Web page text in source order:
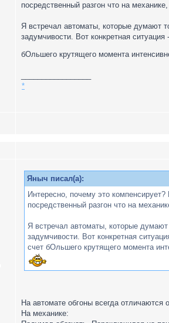
посредственный разгон что на
Я встречал автоматы, которые думают
задумчивости. Вот конкретная
бОльшего крутящего момента
*
Яныч писал(а):
Интересно, почему это
посредственный разгон что на
Я встречал автоматы, которые
задумчивости. Вот конкретная
счет бОльшего крутящего момента
На автомате обгоны всегда отличаются
На механике: